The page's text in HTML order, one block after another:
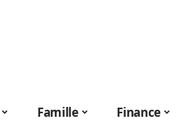
Famille Finance